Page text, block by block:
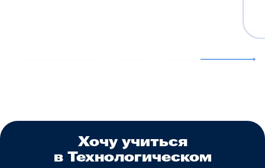
Хочу учиться
в Технологическом